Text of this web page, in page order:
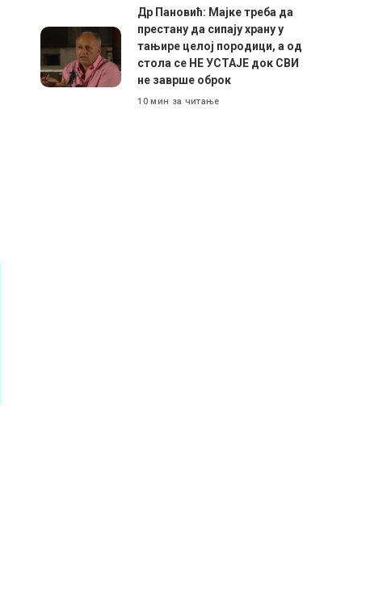
Др Пановић: Мајке треба да
престану да сипају храну у
тањире целој породици, а од
стола се НЕ УСТАЈЕ док СВИ
не заврше оброк
10 мин за читање